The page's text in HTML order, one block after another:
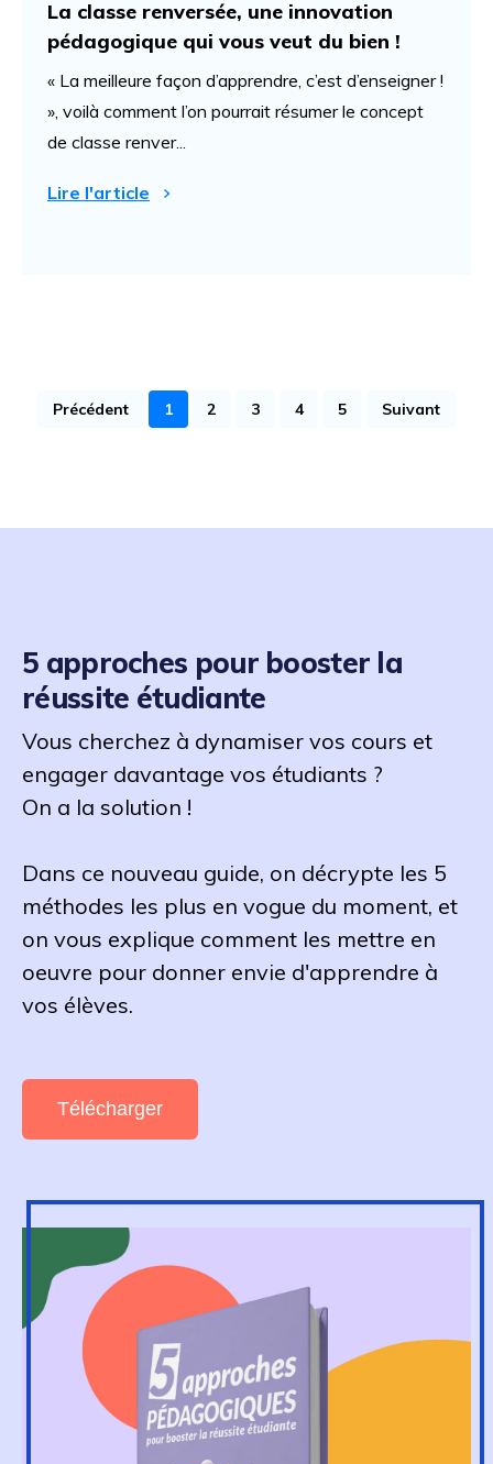
La classe renversée, une innovation
pédagogique qui vous veut du bien !
« La meilleure façon d’apprendre, c’est d’enseigner !
», voilà comment l’on pourrait résumer le concept
de classe renver...
Lire l'article
Précédent 1 2 3 4 5 Suivant
5 approches pour booster la
réussite étudiante
Vous cherchez à dynamiser vos cours et
engager davantage vos étudiants ?
On a la solution !
Dans ce nouveau guide, on décrypte les 5
méthodes les plus en vogue du moment, et
on vous explique comment les mettre en
oeuvre pour donner envie d'apprendre à
vos élèves.
Télécharger